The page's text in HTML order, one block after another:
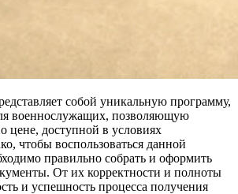
собой уникальную программу,
военнослужащих, позволяющую
цене, доступной в условиях
чтобы воспользоваться данной
правильно собрать и оформить
От их корректности и полноты
и успешность процесса получения